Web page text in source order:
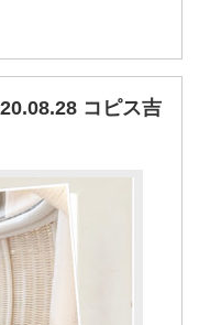
コピス吉